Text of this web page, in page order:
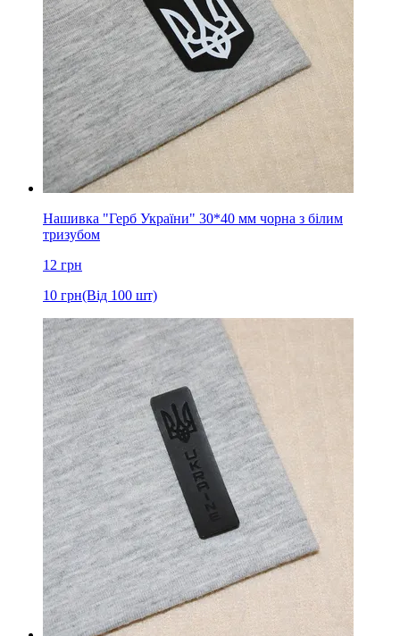
Нашивка "Герб України" 30*40 мм чорна з білим
тризубом
12 грн
10 грн(Від 100 шт)